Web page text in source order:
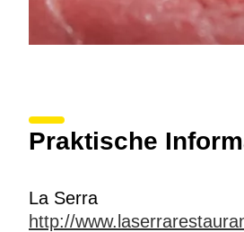
Praktische
La Serra
http://